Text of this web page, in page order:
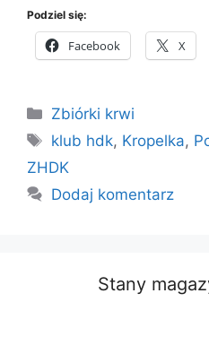
Podziel się:
Facebook X
Kategorie
Zbiórki krwi
Tagi
klub hdk, Kropelka,
ZHDK
Dodaj komentarz
Stany